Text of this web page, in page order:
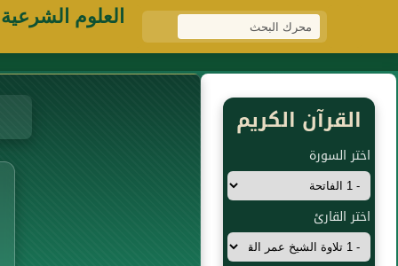
العلوم الشرعية
القرآن الكريم
اختر السورة
اختر القارئ